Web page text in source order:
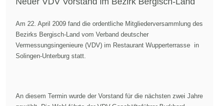
Am 22. April 2009 fand die ordentliche Mitgliederversammlung des
Bezirks Bergisch-Land vom Verband deutscher
Vermessungsingenieure (VDV) im Restaurant Wupperterrasse in
Solingen-Unterburg statt.
An diesem Termin wurde der Vorstand für die nächsten zwei Jahre